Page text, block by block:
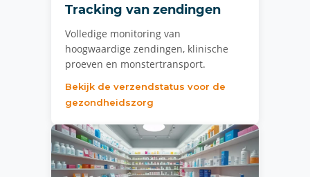
Tracking van zendingen
Volledige monitoring van
hoogwaardige zendingen, klinische
proeven en monstertransport.
Bekijk de verzendstatus voor de
gezondheidszorg